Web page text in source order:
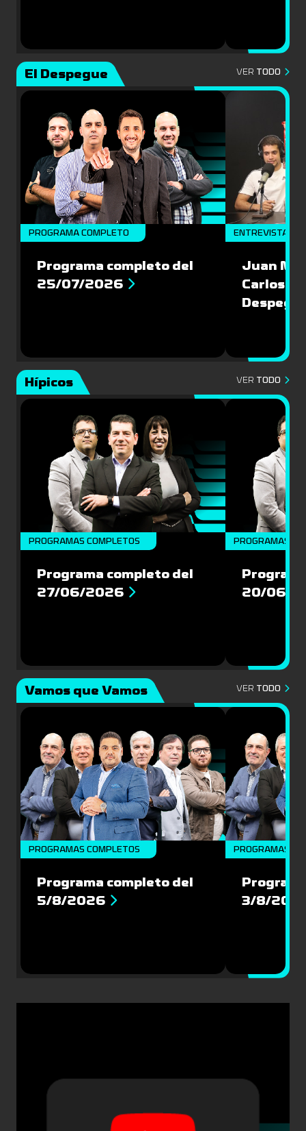
El Despegue VER TODO
PROGRAMA COMPLETO
Programa completo del
25/07/2026
ENTREVISTAS
Juan
Carlos
Hípicos VER TODO
PROGRAMAS COMPLETOS
Programa completo del
27/06/2026
PROGRAMAS
20/06/
Vamos que Vamos VER TODO
PROGRAMAS COMPLETOS
Programa completo del
5/8/2026
PROGRAMAS
3/8/